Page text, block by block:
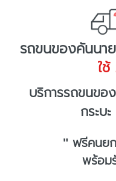
รถขนของคันนา
ใ
บริการรถขนขอ
กระบ
" ฟรีคนย
พร้อม